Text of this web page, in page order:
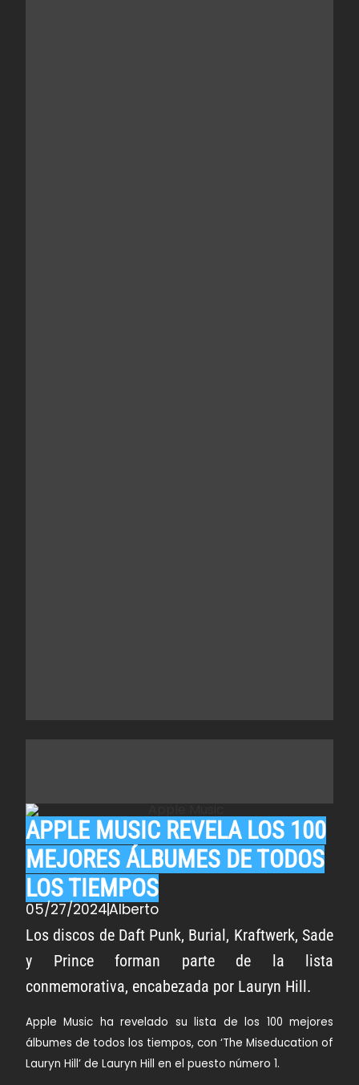
APPLE MUSIC REVELA LOS 100
MEJORES ÁLBUMES DE TODOS
LOS TIEMPOS
05/27/2024Alberto
Los discos de Daft Punk, Burial, Kraftwerk, Sade
y Prince forman parte de la lista
conmemorativa, encabezada por Lauryn Hill.
Apple Music ha revelado su lista de los 100 mejores
álbumes de todos los tiempos, con ‘The Miseducation of
Lauryn Hill’ de Lauryn Hill en el puesto número 1.